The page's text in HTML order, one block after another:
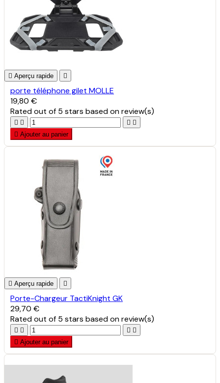
 Aperçu rapide 
porte téléphone gilet MOLLE
19,80 €
Ratedout of 5 stars based onreview(s)
   
 Ajouter au panier
 Aperçu rapide 
Porte-Chargeur TactiKnight GK
29,70 €
Ratedout of 5 stars based onreview(s)
   
 Ajouter au panier